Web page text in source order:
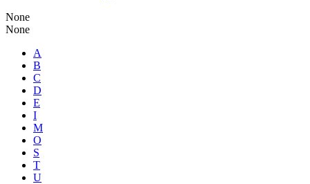
None
None
A
B
C
D
E
I
M
O
S
T
U